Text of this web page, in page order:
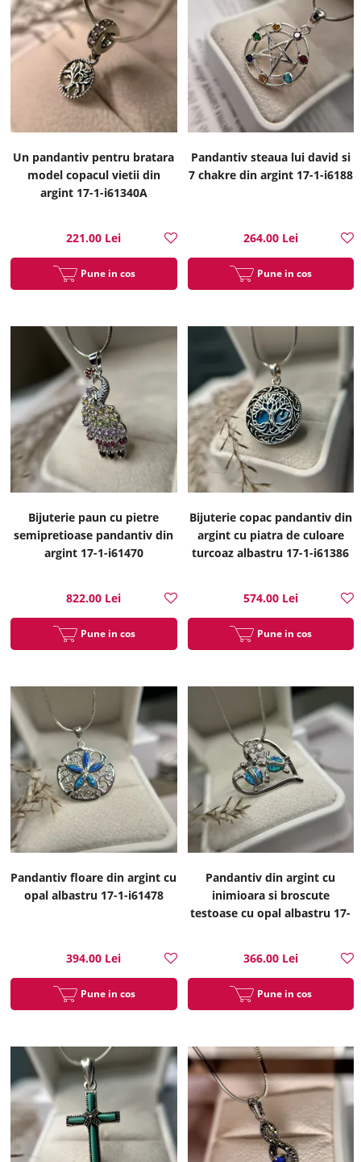
Un pandantiv pentru bratara
model copacul vietii din
argint 17-1-i61340A
221.00 Lei
Pune in cos
Pandantiv steaua lui david si
7 chakre din argint 17-1-i6188
264.00 Lei
Pune in cos
Bijuterie paun cu pietre
semipretioase pandantiv din
argint 17-1-i61470
822.00 Lei
Pune in cos
Bijuterie copac pandantiv din
argint cu piatra de culoare
turcoaz albastru 17-1-i61386
574.00 Lei
Pune in cos
Pandantiv floare din argint cu
opal albastru 17-1-i61478
394.00 Lei
Pune in cos
Pandantiv din argint cu
inimioara si broscute
testoase cu opal albastru 17-
366.00 Lei
Pune in cos